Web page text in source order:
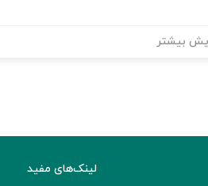
بیشتر
لینک‌های مفید